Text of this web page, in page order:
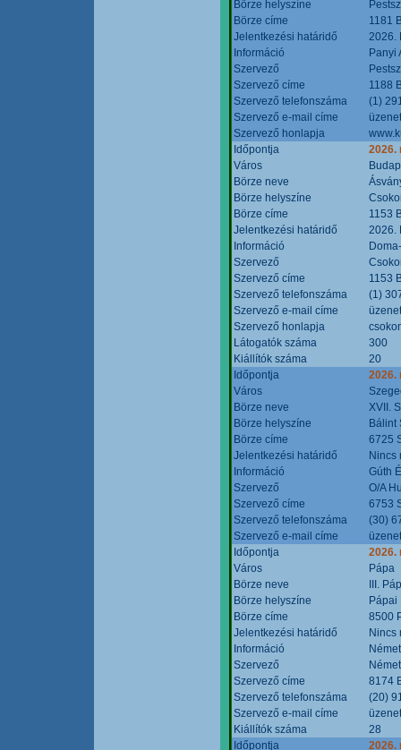
Börze helyszíne
Börze címe
1181
Jelentkezési határidő
2026.
Információ
Panyi
Szervező
Szervező címe
1188
Szervező telefonszáma
(1)
Szervező e-mail címe
Szervező honlapja
Időpontja
2026.
Város
Börze neve
Börze helyszíne
Börze címe
1153
Jelentkezési határidő
2026.
Információ
Szervező
Szervező címe
1153
Szervező telefonszáma
(1)
Szervező e-mail címe
Szervező honlapja
Látogatók száma
300
Kiállítók száma
20
Időpontja
2026.
Város
Börze neve
XVII.
Börze helyszíne
Bálint
Börze címe
6725
Jelentkezési határidő
Nincs
Információ
Gúth
Szervező
O/A
Szervező címe
6753
Szervező telefonszáma
(30)
Szervező e-mail címe
Időpontja
2026.
Város
Pápa
Börze neve
III.
Börze helyszíne
Pápai
Börze címe
8500
Jelentkezési határidő
Nincs
Információ
Szervező
Szervező címe
8174
Szervező telefonszáma
(20)
Szervező e-mail címe
Kiállítók száma
28
Időpontja
2026.